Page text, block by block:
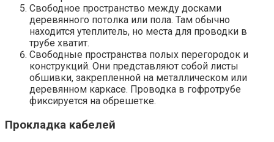
Свободное пространство между досками
деревянного потолка или пола. Там обычно
находится утеплитель, но места для проводки в
трубе хватит.
Свободные пространства полых перегородок и
конструкций. Они представляют собой листы
обшивки, закрепленной на металлическом или
деревянном каркасе. Проводка в гофротрубе
фиксируется на обрешетке.
Прокладка кабелей